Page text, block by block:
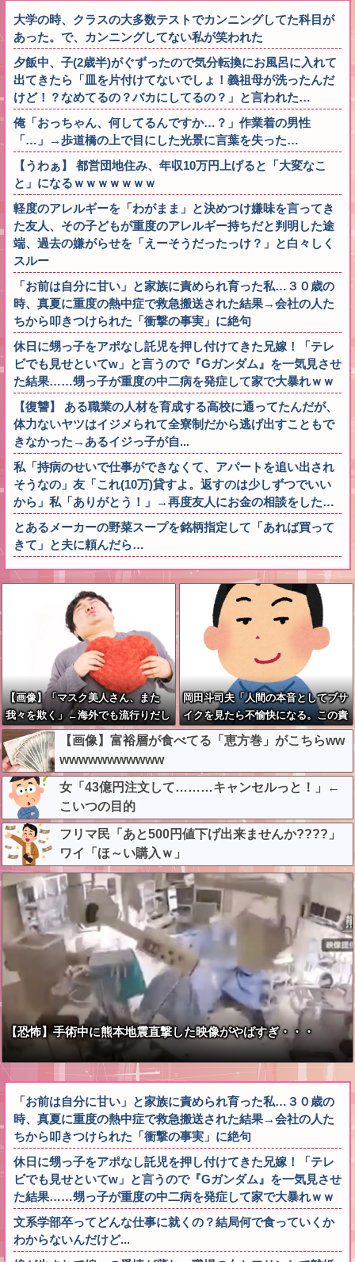
大学の時、クラスの大多数テストでカンニングしてた科目が
あった。で、カンニングしてない私が笑われた
夕飯中、子(2歳半)がぐずったので気分転換にお風呂に入れて
出てきたら「皿を片付けてないでしょ！義祖母が洗ったんだ
けど！？なめてるの？バカにしてるの？」と言われた…
俺「おっちゃん、何してるんですか…？」作業着の男性
「…」→歩道橋の上で目にした光景に言葉を失った…
【うわぁ】 都営団地住み、年収10万円上げると「大変なこ
と」になるｗｗｗｗｗｗｗ
軽度のアレルギーを「わがまま」と決めつけ嫌味を言ってき
た友人、その子どもが重度のアレルギー持ちだと判明した途
端、過去の嫌がらせを「えーそうだったっけ？」と白々しく
スルー
「お前は自分に甘い」と家族に責められ育った私…３０歳の
時、真夏に重度の熱中症で救急搬送された結果→会社の人た
ちから叩きつけられた「衝撃の事実」に絶句
休日に甥っ子をアポなし託児を押し付けてきた兄嫁！「テレ
ビでも見せといてw」と言うので『Gガンダム』を一気見させ
た結果……甥っ子が重度の中二病を発症して家で大暴れｗｗ
【復讐】 ある職業の人材を育成する高校に通ってたんだが、
体力ないヤツはイジメられて全寮制だから逃げ出すこともで
きなかった→あるイジっ子が自...
私「持病のせいで仕事ができなくて、アパートを追い出され
そうなの」友「これ(10万)貸すよ。返すのは少しずつでいい
から」私「ありがとう！」→再度友人にお金の相談をした…
とあるメーカーの野菜スープを銘柄指定して「あれば買って
きて」と夫に頼んだら…
【画像】「マスク美人さん、また
我々を欺く」←海外でも流行りだし
た結果がこちらw w w w w w w
岡田斗司夫「人間の本音としてブサ
イクを見たら不愉快になる。この責
任をどうとるんだ」
【画像】富裕層が食べてる「恵方巻」がこちらww
wwwwwwwwwww
女「43億円注文して………キャンセルっと！」←
こいつの目的
フリマ民「あと500円値下げ出来ませんか????」
ワイ「ほ～い購入ｗ」
【恐怖】手術中に熊本地震直撃した映像がやばすぎ・・・
「お前は自分に甘い」と家族に責められ育った私…３０歳の
時、真夏に重度の熱中症で救急搬送された結果→会社の人た
ちから叩きつけられた「衝撃の事実」に絶句
休日に甥っ子をアポなし託児を押し付けてきた兄嫁！「テレ
ビでも見せといてw」と言うので『Gガンダム』を一気見させ
た結果……甥っ子が重度の中二病を発症して家で大暴れｗｗ
文系学部卒ってどんな仕事に就くの？結局何で食っていくか
わからないんだけど...